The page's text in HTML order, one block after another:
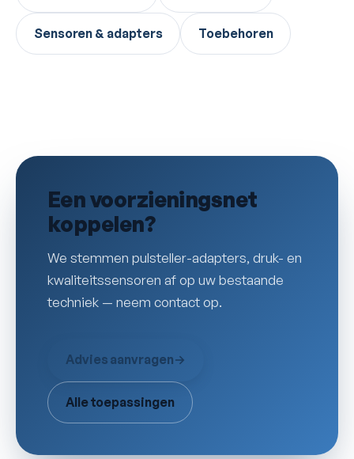
Sensoren & adapters Toebehoren
Een voorzieningsnet
koppelen?
We stemmen pulsteller-adapters, druk- en
kwaliteitssensoren af op uw bestaande
techniek — neem contact op.
Advies aanvragen→
Alle toepassingen